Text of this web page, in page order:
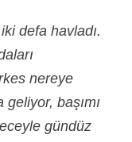
defa havladı.
nereye
başımı
gündüz